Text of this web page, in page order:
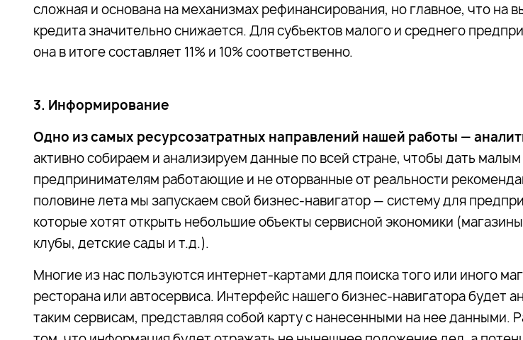
сложная и основана на механизмах рефинансирования, но главное, что на
кредита значительно снижается. Для субъектов малого и среднего
она в итоге составляет 11% и 10% соответственно.
3. Информирование
Одно из самых ресурсозатратных направлений нашей работы —
активно собираем и анализируем данные по всей стране, чтобы дать
предпринимателям работающие и не оторванные от реальности
половине лета мы запускаем свой бизнес-навигатор — систему для
которые хотят открыть небольшие объекты сервисной экономики
клубы, детские сады и т.д.).
Многие из нас пользуются интернет-картами для поиска того или иного
ресторана или автосервиса. Интерфейс нашего бизнес-навигатора будет
таким сервисам, представляя собой карту с нанесенными на нее данными.